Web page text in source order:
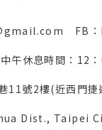
FB
午休息時間：12
11號2樓(近西門捷
Dist., Taipei